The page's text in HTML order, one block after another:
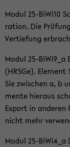
Modul 25-​BiWi10
ra­ti­on. Die
Ver­tie­fung
Modul 25-​
(HRSGe).
Sie zwi­schen a, b
men­te hier­aus
Export in an­de­ren
nicht mehr
Modul 25-​